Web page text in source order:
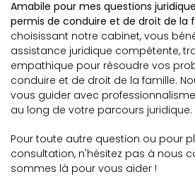
Amabile pour mes questions
permis de conduire et de droit de la
choisissant notre cabinet, vous
assistance juridique compétente,
empathique pour résoudre vos
conduire et de droit de la famille.
vous guider avec
au long de votre parcours juridique.
Pour toute autre question ou pour
consultation, n'hésitez pas à nous
sommes là pour vous aider !